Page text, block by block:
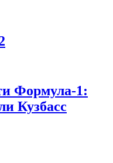
Формула-1:
Кузбасс